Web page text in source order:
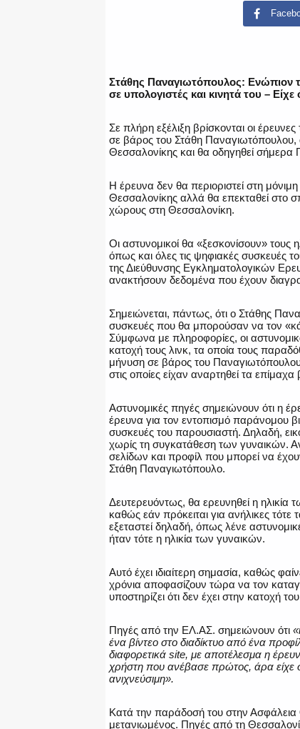
Στάθης Παναγιωτόπουλος: Ενώπιον
σε υπολογιστές και κινητά του –
Σε πλήρη εξέλιξη βρίσκονται οι
σε βάρος του Στάθη
Θεσσαλονίκης και θα οδηγηθεί σήμερα
Η έρευνα δεν θα περιοριστεί στη
Θεσσαλονίκης αλλά θα επεκταθεί στο
χώρους στη Θεσσαλονίκη.
Οι αστυνομικοί θα «ξεσκονίσουν» τους
όπως και όλες τις ψηφιακές συσκευές
της Διεύθυνσης Εγκληματολογικών
ανακτήσουν δεδομένα που έχουν
Σημειώνεται, πάντως, ότι ο Στάθης
συσκευές που θα μπορούσαν να τον
Σύμφωνα με πληροφορίες, οι
κατοχή τους λινκ, τα οποία τους
μήνυση σε βάρος του Παναγιωτόπουλου
στις οποίες είχαν αναρτηθεί τα επίμαχα
Αστυνομικές πηγές σημειώνουν ότι η
έρευνα για τον εντοπισμό παράνομου
συσκευές του παρουσιαστή. Δηλαδή,
χωρίς τη συγκατάθεση των γυναικών.
σελίδων και προφίλ που μπορεί να
Στάθη Παναγιωτόπουλο.
Δευτερευόντως, θα ερευνηθεί η
καθώς εάν πρόκειται για ανήλικες
εξεταστεί δηλαδή, όπως λένε
ήταν τότε η ηλικία των γυναικών.
Αυτό έχει ιδιαίτερη σημασία, καθώς
χρόνια αποφασίζουν τώρα να τον
υποστηρίζει ότι δεν έχει στην κατοχή
Πηγές από την ΕΛ.ΑΣ. σημειώνουν ότι
ένα βίντεο στο διαδίκτυο από ένα
διαφορετικά site, με αποτέλεσμα η
χρήστη που ανέβασε πρώτος, άρα είχε
ανιχνεύσιμη».
Κατά την παράδοσή του στην
μετανιωμένος. Πηγές από τη